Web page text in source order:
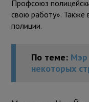
Профсоюз
свою работу». Также
полиции.
По теме: Мэр
некоторых